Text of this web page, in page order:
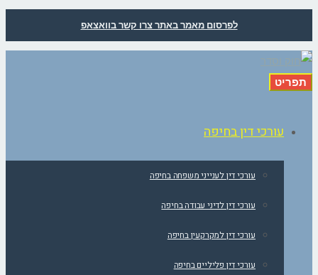
לפרסום מאמר באתר צרו קשר בוואצאפ
תפריט
עורכי דין בחיפה
עורכי דין לענייני משפחה בחיפה
עורכי דין לדיני עבודה בחיפה
עורכי דין למקרקעין בחיפה
עורכי דין פליליים בחיפה